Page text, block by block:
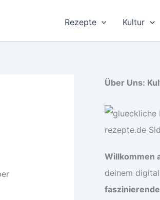
Rezepte Kultur
Über Uns:
Willkommen
deinem